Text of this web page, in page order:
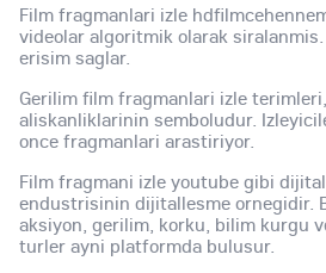
Film fragmanlari izle
videolar algoritmik olarak
erisim saglar.
Gerilim film fragmanlari izle
aliskanliklarinin semboludur.
once fragmanlari arastiriyor.
Film fragmani izle youtube gibi
endustrisinin dijitallesme ornegidir.
aksiyon, gerilim, korku, bilim kurgu
turler ayni platformda bulusur.